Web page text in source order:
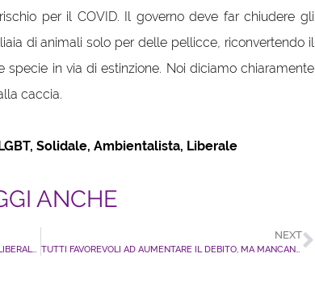
per il COVID. Il governo deve far chiudere gli
di animali solo per delle pellicce, riconvertendo il
in via di estinzione. Noi diciamo chiaramente
caccia.
Solidale, Ambientalista, Liberale
ANCHE
NEXT
TUTTI FAVOREVOLI AD AUMENTARE IL DEBITO, MA MANCANO PROGRAMMI DI RILANCIO E TUTELE PER LGBT+ E AMBIENTE